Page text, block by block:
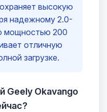
высокую
надежному 2.0-
мощностью 200
отличную
загрузке.
Geely Okavango